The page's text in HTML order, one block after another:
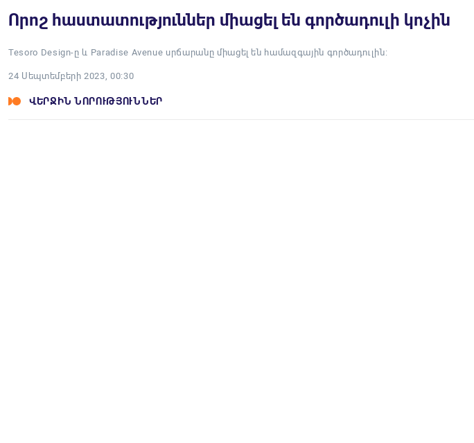
Որոշ հաստատություններ միացել են գործադուլի կոչին
Tesoro Design-ը և Paradise Avenue սրճարանը միացել են համազգային գործադուլին:
24 Սեպտեմբերի 2023, 00:30
ՎԵՐՋԻՆ ՆՈՐՈՒԹՅՈՒՆՆԵՐ